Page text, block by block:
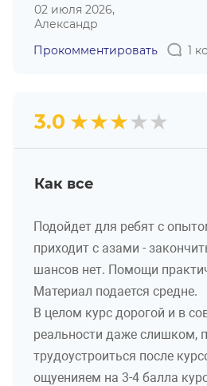
02 июля 2026,
Александр
Прокомментировать
1
3.0 ★★★★★
Как все
Подойдет для ребят с
приходит с азами -
шансов нет. Помощи
Материал подается средне.
В целом курс дорогой и в
реальности даже слишком,
трудоустроиться после
ощуенияем на 3-4 балла